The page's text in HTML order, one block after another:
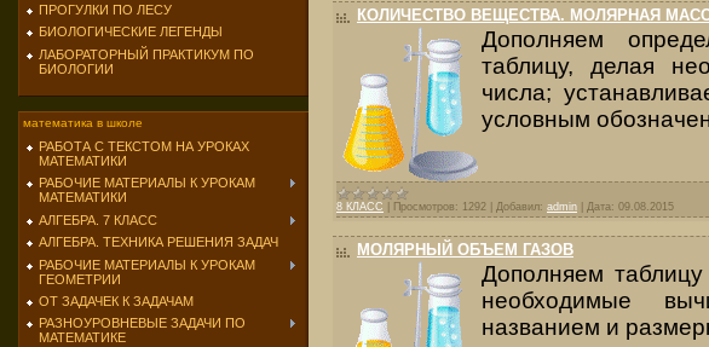
ПРОГУЛКИ ПО ЛЕСУ
БИОЛОГИЧЕСКИЕ ЛЕГЕНДЫ
ЛАБОРАТОРНЫЙ ПРАКТИКУМ ПО
БИОЛОГИИ
математика в школе
РАБОТА С ТЕКСТОМ НА УРОКАХ
МАТЕМАТИКИ
РАБОЧИЕ МАТЕРИАЛЫ К УРОКАМ
МАТЕМАТИКИ
АЛГЕБРА. 7 КЛАСС
АЛГЕБРА. ТЕХНИКА РЕШЕНИЯ ЗАДАЧ
РАБОЧИЕ МАТЕРИАЛЫ К УРОКАМ
ГЕОМЕТРИИ
ОТ ЗАДАЧЕК К ЗАДАЧАМ
РАЗНОУРОВНЕВЫЕ ЗАДАЧИ ПО
МАТЕМАТИКЕ
КОЛИЧЕСТВО ВЕЩЕСТВА. МОЛЯРНАЯ
Дополняем
таблицу, делая
числа;
условным
8 КЛАСС Просмотров: 1292 Добавил: admin Дата: 09.08.2015
МОЛЯРНЫЙ ОБЪЕМ ГАЗОВ
Дополняем
необходимые
названием и